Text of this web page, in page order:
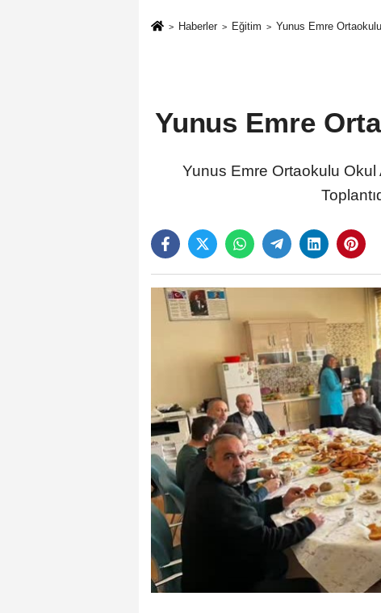
Haberler Eğitim Yunus Emre
Yunus Emre
Yunus Emre Ortaokulu Okul